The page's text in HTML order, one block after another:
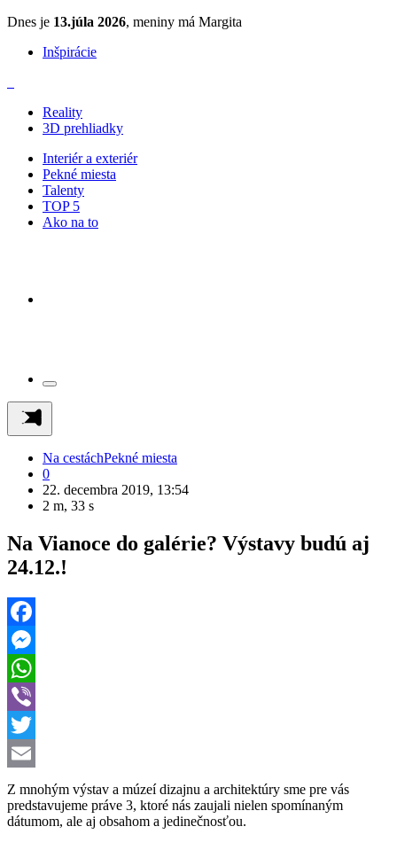
Dnes je 13.júla 2026, meniny má Margita
Inšpirácie
Reality
3D prehliadky
Interiér a exteriér
Pekné miesta
Talenty
TOP 5
Ako na to
Na cestáchPekné miesta
0
22. decembra 2019, 13:54
2 m, 33 s
Na Vianoce do galérie? Výstavy budú aj
24.12.!
Facebook
Messenger
WhatsApp
Viber
Twitter
Email
Z mnohým výstav a múzeí dizajnu a architektúry sme pre vás
predstavujeme práve 3, ktoré nás zaujali nielen spomínaným
dátumom, ale aj obsahom a jedinečnosťou.